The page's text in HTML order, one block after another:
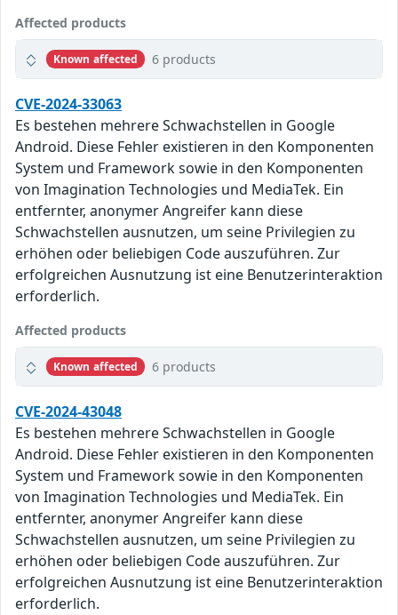
Affected products
Known affected 6 products
CVE-2024-33063
Es bestehen mehrere Schwachstellen in Google
Android. Diese Fehler existieren in den Komponenten
System und Framework sowie in den Komponenten
von Imagination Technologies und MediaTek. Ein
entfernter, anonymer Angreifer kann diese
Schwachstellen ausnutzen, um seine Privilegien zu
erhöhen oder beliebigen Code auszuführen. Zur
erfolgreichen Ausnutzung ist eine Benutzerinteraktion
erforderlich.
Affected products
Known affected 6 products
CVE-2024-43048
Es bestehen mehrere Schwachstellen in Google
Android. Diese Fehler existieren in den Komponenten
System und Framework sowie in den Komponenten
von Imagination Technologies und MediaTek. Ein
entfernter, anonymer Angreifer kann diese
Schwachstellen ausnutzen, um seine Privilegien zu
erhöhen oder beliebigen Code auszuführen. Zur
erfolgreichen Ausnutzung ist eine Benutzerinteraktion
erforderlich.